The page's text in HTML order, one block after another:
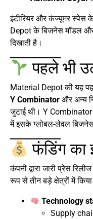
इंटीरियर और कंज्यूमर स्पेस के
Depot के बिजनेस मॉडल और
दिखाती है।
पहले भी
Material Depot की यह
Y Combinator और अन्य
जुटाई थी। Y Combinator
में इसके ग्लोबल-लेवल बिजनेस
फंडिंग का
कंपनी द्वारा जारी प्रेस
रूप से तीन बड़े क्षेत्रों में किया
Technology
Supply